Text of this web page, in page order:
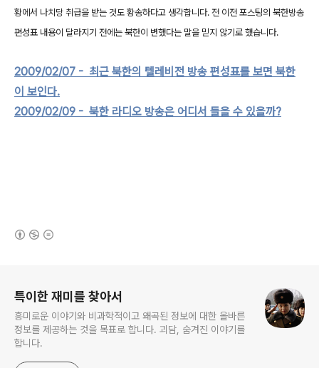
황에서 나치당 취급을 받는 것도 황송하다고 생각합니다. 전 이전 포스팅의 북한방송
편성표 내용이 달라지기 전에는 북한이 변했다는 말을 믿지 않기로 했습니다.
2009/02/07 - 최근 북한의 텔레비전 방송 편성표를 보면 북한
이 보인다.
2009/02/09 - 북한 라디오 방송은 어디서 들을 수 있을까?
특이한 재미를 찾아서
흥미로운 이야기와 비과학적이고 왜곡된 정보에 대한 올바른
정보를 제공하는 것을 목표로 합니다. 괴담, 숨겨진 이야기를
합니다.